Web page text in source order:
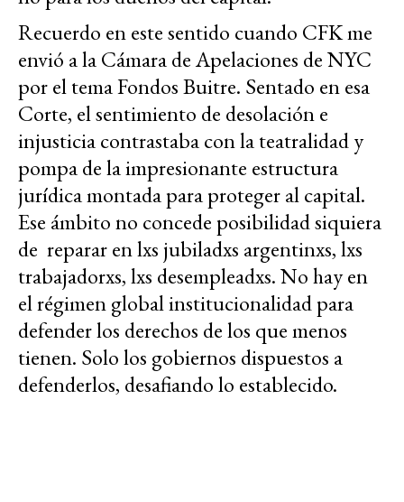
Recuerdo en este sentido cuando CFK me
envió a la Cámara de Apelaciones de NYC
por el tema Fondos Buitre. Sentado en esa
Corte, el sentimiento de desolación e
injusticia contrastaba con la teatralidad y
pompa de la impresionante estructura
jurídica montada para proteger al capital.
Ese ámbito no concede posibilidad siquiera
de reparar en lxs jubiladxs argentinxs, lxs
trabajadorxs, lxs desempleadxs. No hay en
el régimen global institucionalidad para
defender los derechos de los que menos
tienen. Solo los gobiernos dispuestos a
defenderlos, desafiando lo establecido.